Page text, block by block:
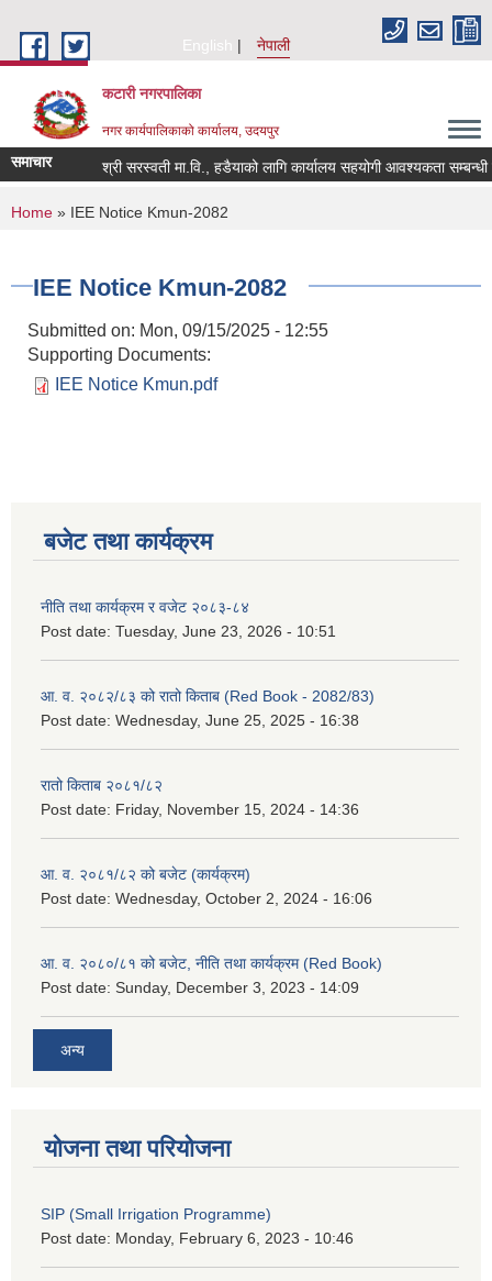
English
नेपाली
कटारी नगरपालिका
नगर कार्यपालिकाको कार्यालय, उदयपुर
समाचार श्री सरस्वती मा.वि., हडैयाको लागि कार्यालय सहयोगी आवश्यकता सम्बन्धी
You are here
Home » IEE Notice Kmun-2082
IEE Notice Kmun-2082
Submitted on: Mon, 09/15/2025 - 12:55
Supporting Documents:
IEE Notice Kmun.pdf
बजेट तथा कार्यक्रम
नीति तथा कार्यक्रम र वजेट २०८३-८४
Post date: Tuesday, June 23, 2026 - 10:51
आ. व. २०८२/८३ को रातो किताब (Red Book - 2082/83)
Post date: Wednesday, June 25, 2025 - 16:38
रातो किताब २०८१/८२
Post date: Friday, November 15, 2024 - 14:36
आ. व. २०८१/८२ को बजेट (कार्यक्रम)
Post date: Wednesday, October 2, 2024 - 16:06
आ. व. २०८०/८१ को बजेट, नीति तथा कार्यक्रम (Red Book)
Post date: Sunday, December 3, 2023 - 14:09
अन्य
योजना तथा परियोजना
SIP (Small Irrigation Programme)
Post date: Monday, February 6, 2023 - 10:46